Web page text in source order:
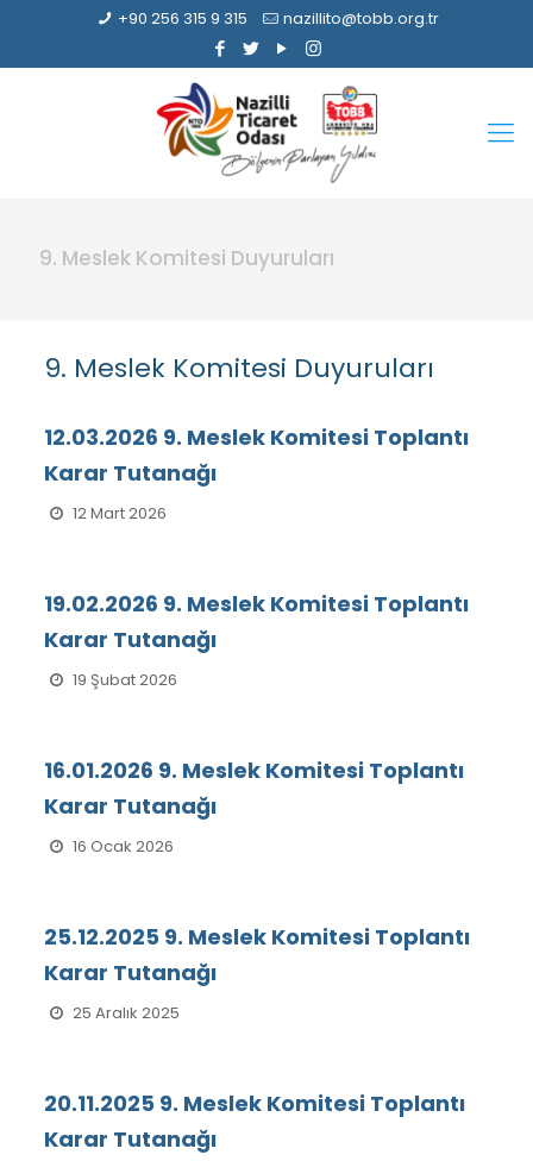
+90 256 315 9 315 nazillito@tobb.org.tr
9. Meslek Komitesi Duyuruları
9. Meslek Komitesi Duyuruları
12.03.2026 9. Meslek Komitesi Toplantı
Karar Tutanağı
12 Mart 2026
19.02.2026 9. Meslek Komitesi Toplantı
Karar Tutanağı
19 Şubat 2026
16.01.2026 9. Meslek Komitesi Toplantı
Karar Tutanağı
16 Ocak 2026
25.12.2025 9. Meslek Komitesi Toplantı
Karar Tutanağı
25 Aralık 2025
20.11.2025 9. Meslek Komitesi Toplantı
Karar Tutanağı